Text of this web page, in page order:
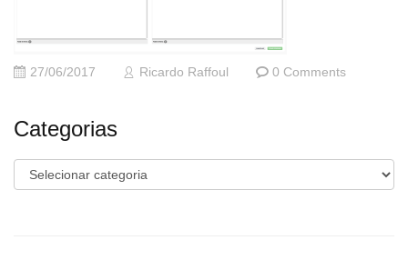
27/06/2017 Ricardo Raffoul 0 Comments
Categorias
Categorias